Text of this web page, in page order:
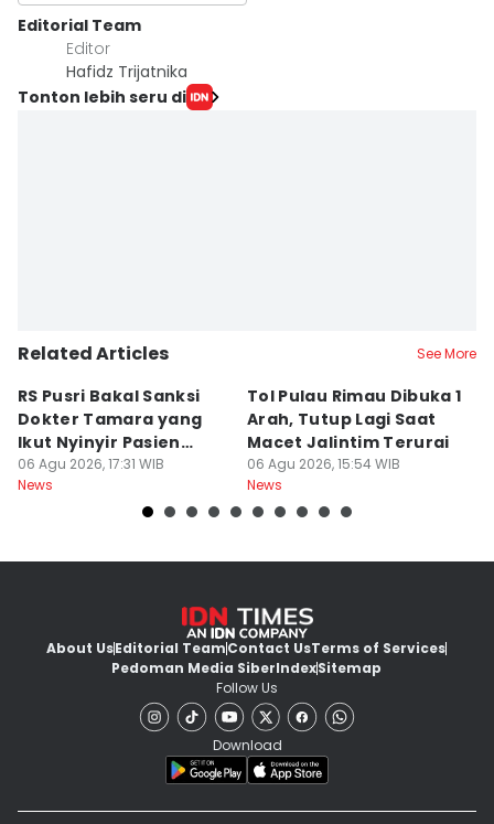
Editorial Team
Editor
Hafidz Trijatnika
Tonton lebih seru di
Related Articles See More
RS Pusri Bakal Sanksi
Dokter Tamara yang
Ikut Nyinyir Pasien
Yurizal
06 Agu 2026, 17:31 WIB
News
Tol Pulau Rimau Dibuka 1
Arah, Tutup Lagi Saat
Macet Jalintim Terurai
06 Agu 2026, 15:54 WIB
News
About UsEditorial TeamContact UsTerms of Services
Pedoman Media SiberIndexSitemap
Follow Us
Download